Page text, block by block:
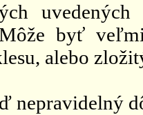
byť veľmi
alebo
nepravidelný